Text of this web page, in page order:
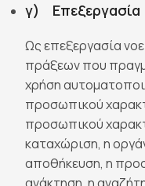
γ) Επεξεργασία
Ως επεξεργασία
πράξεων που
χρήση
προσωπικού
προσωπικού
καταχώριση, η
αποθήκευση, η